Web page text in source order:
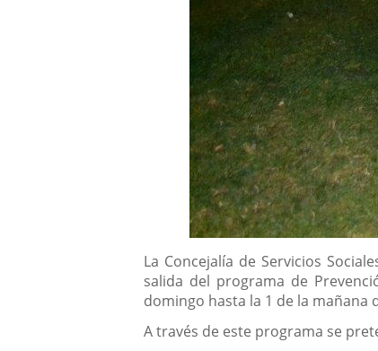
Descripción
La Concejalía de Servicios
salida del programa de
domingo hasta la 1 de la mañana
A través de este programa se